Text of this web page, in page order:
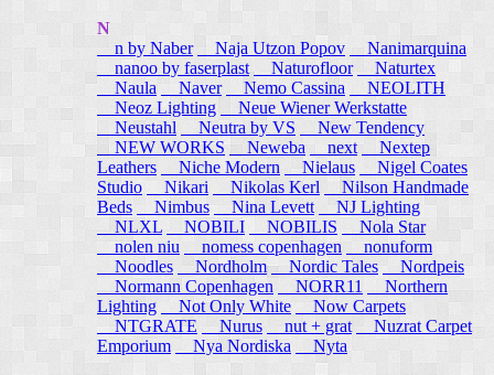
N
n by Naber
Naja Utzon Popov
Nanimarquina
nanoo by faserplast
Naturofloor
Naturtex
Naula
Naver Nemo Cassina
NEOLITH
Neoz Lighting
Neue Wiener Werkstatte
Neustahl
Neutra by VS
New Tendency
NEW WORKS
Neweba next
Nextep
Leathers
Niche Modern Nielaus
Nigel Coates
Studio
Nikari Nikolas Kerl
Nilson Handmade
Beds
Nimbus Nina Levett
NJ Lighting
NLXL
NOBILI NOBILIS
Nola Star
nolen niu
nomess copenhagen
nonuform
Noodles
Nordholm Nordic Tales
Nordpeis
Normann Copenhagen
NORR11
Northern
Lighting
Not Only White
Now Carpets
NTGRATE
Nurus nut + grat
Nuzrat Carpet
Emporium
Nya Nordiska Nyta